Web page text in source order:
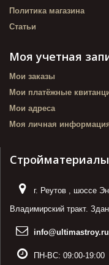
Политика магазина
Статьи
Моя учетная
Мои заказы
Мои платёжные
Мои адреса
Моя личная
г. Реутов , шоссе
Владимирский тракт.
info@ultimastroy.ru
ПН-ВС: 09:00-19:00